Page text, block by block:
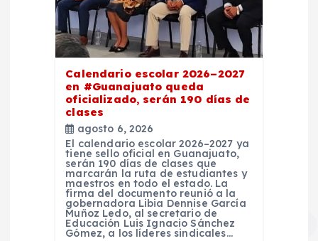
Calendario escolar 2026–2027
en #Guanajuato queda
oficializado, serán 190 días de
clases
agosto 6, 2026
El calendario escolar 2026–2027 ya
tiene sello oficial en Guanajuato,
serán 190 días de clases que
marcarán la ruta de estudiantes y
maestros en todo el estado. La
firma del documento reunió a la
gobernadora Libia Dennise García
Muñoz Ledo, al secretario de
Educación Luis Ignacio Sánchez
Gómez, a los líderes sindicales…